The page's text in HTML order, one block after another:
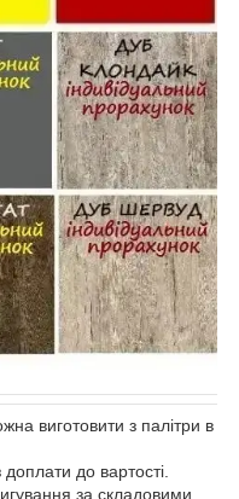
виготовити з палітри в
до вартості.
за складовими